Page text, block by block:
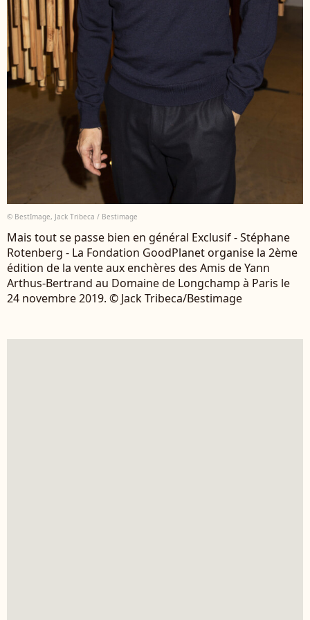
© BestImage, Jack Tribeca / Bestimage
Mais tout se passe bien en général Exclusif - Stéphane
Rotenberg - La Fondation GoodPlanet organise la 2ème
édition de la vente aux enchères des Amis de Yann
Arthus-Bertrand au Domaine de Longchamp à Paris le
24 novembre 2019. © Jack Tribeca/Bestimage